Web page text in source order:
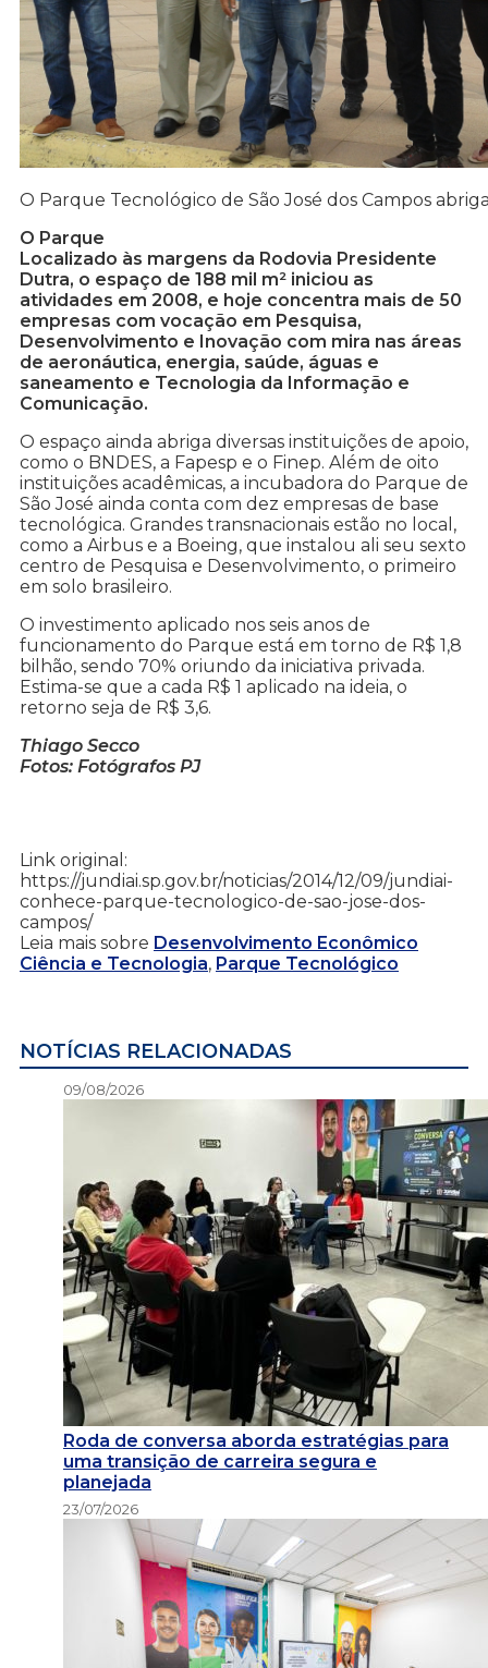
O Parque Tecnológico de São José dos Campos
O Parque
Localizado às margens da Rodovia Presidente
Dutra, o espaço de 188 mil m² iniciou as
atividades em 2008, e hoje concentra mais de 50
empresas com vocação em Pesquisa,
Desenvolvimento e Inovação com mira nas áreas
de aeronáutica, energia, saúde, águas e
saneamento e Tecnologia da Informação e
Comunicação.
O espaço ainda abriga diversas instituições de apoio,
como o BNDES, a Fapesp e o Finep. Além de oito
instituições acadêmicas, a incubadora do Parque de
São José ainda conta com dez empresas de base
tecnológica. Grandes transnacionais estão no local,
como a Airbus e a Boeing, que instalou ali seu sexto
centro de Pesquisa e Desenvolvimento, o primeiro
em solo brasileiro.
O investimento aplicado nos seis anos de
funcionamento do Parque está em torno de R$ 1,8
bilhão, sendo 70% oriundo da iniciativa privada.
Estima-se que a cada R$ 1 aplicado na ideia, o
retorno seja de R$ 3,6.
Thiago Secco
Fotos: Fotógrafos PJ
Link original:
https://jundiai.sp.gov.br/noticias/2014/12/09/jundiai-
conhece-parque-tecnologico-de-sao-jose-dos-
campos/
Leia mais sobre Desenvolvimento Econômico
Ciência e Tecnologia, Parque Tecnológico
NOTÍCIAS RELACIONADAS
09/08/2026
Roda de conversa aborda estratégias para
uma transição de carreira segura e
planejada
23/07/2026